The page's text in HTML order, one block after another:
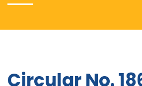
Circular No.